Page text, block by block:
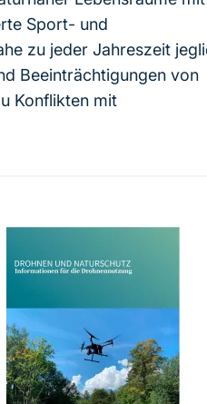
Sport- und
zu jeder Jahreszeit
Beeinträchtigungen von
Konflikten mit